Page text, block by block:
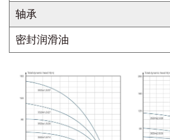
轴承
密封润滑油